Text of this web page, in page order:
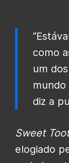
como
um
mundo
diz a
Sweet
elogiado